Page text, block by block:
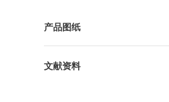
产品图纸
文献资料